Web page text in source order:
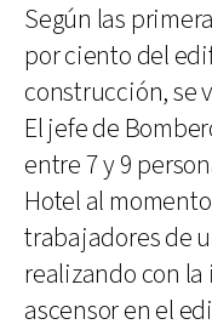
Según las
por ciento del
construcción, se
El jefe de
entre 7 y 9
Hotel al
trabajadores de
realizando con
ascensor en el